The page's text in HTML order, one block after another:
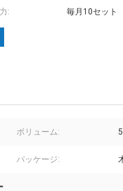
:
毎月10セット
ボリューム:
パッケージ: